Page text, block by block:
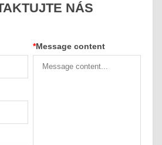
NÁS
*Message content